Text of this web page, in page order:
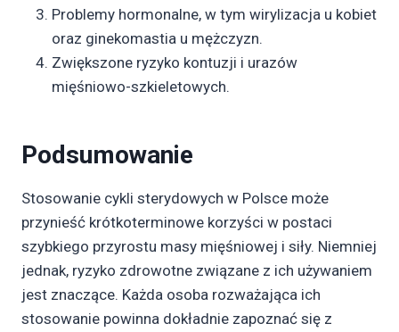
Problemy hormonalne, w tym wirylizacja u kobiet
oraz ginekomastia u mężczyzn.
Zwiększone ryzyko kontuzji i urazów
mięśniowo-szkieletowych.
Podsumowanie
Stosowanie cykli sterydowych w Polsce może
przynieść krótkoterminowe korzyści w postaci
szybkiego przyrostu masy mięśniowej i siły. Niemniej
jednak, ryzyko zdrowotne związane z ich używaniem
jest znaczące. Każda osoba rozważająca ich
stosowanie powinna dokładnie zapoznać się z